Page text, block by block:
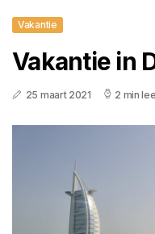
Vakantie
Vakantie in
25 maart 2021 2 min